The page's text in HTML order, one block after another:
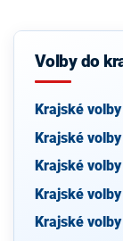
Volby do
Krajské
Krajské
Krajské
Krajské
Krajské